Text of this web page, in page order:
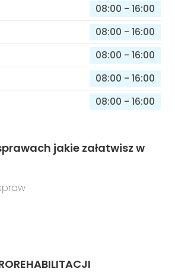
08:00 - 16:00
08:00 - 16:00
08:00 - 16:00
08:00 - 16:00
08:00 - 16:00
jakie załatwisz w